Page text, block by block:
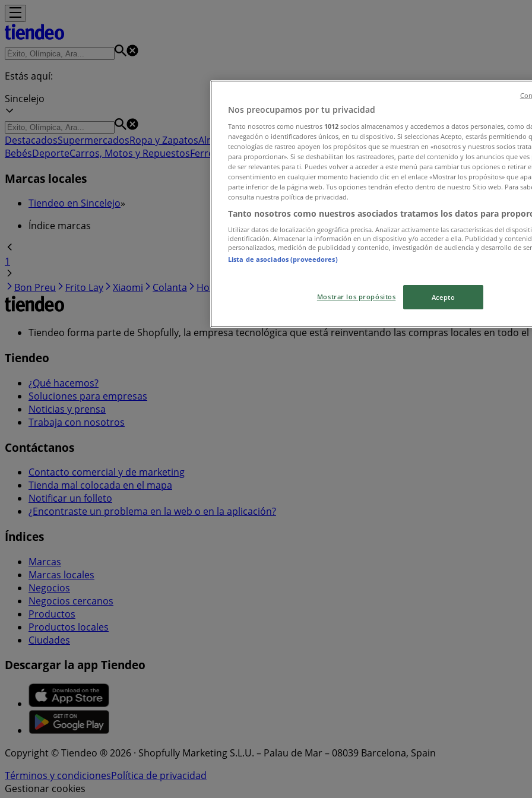
Estás aquí:
Sincelejo
DestacadosSupermercadosRopa y ZapatosAlmacenesHogar y MueblesInformática y ElectrónicaFarmacias,
BebésDeporteCarros, Motos y RepuestosFerreterías y ConstrucciónLibros y CineViajesBancos y Seguros
Marcas locales
Tiendeo en Sincelejo»
Índice marcas
1
Bon Preu
Frito Lay Xiaomi Colanta Hot Wheels
Tiendeo forma parte de Shopfully, la empresa tecnológica que está reinventando las compras locales en todo
Tiendeo
¿Qué hacemos?
Soluciones para empresas
Noticias y prensa
Trabaja con nosotros
Contáctanos
Contacto comercial y de marketing
Tienda mal colocada en el mapa
Notificar un folleto
¿Encontraste un problema en la web o en la aplicación?
Índices
Marcas
Marcas locales
Negocios
Negocios cercanos
Productos
Productos locales
Ciudades
Descargar la app Tiendeo
Copyright © Tiendeo ® 2026 · Shopfully Marketing S.L.U. – Palau de Mar – 08039 Barcelona, Spain
Términos y condicionesPolítica de privacidad
Gestionar cookies
Nos preocupamos por tu privacidad
Tanto nosotros como nuestros 1012 socios almacenamos y accedemos a datos personales, como
navegación o identificadores únicos, en tu dispositivo. Si seleccionas Acepto, estarás permitiendo
tecnologías de rastreo apoyen los propósitos que se muestran en «nosotros y nuestros socios
para proporcionar». Si se deshabilitan los rastreadores, parte del contenido y los anuncios que
de ser relevantes para ti. Puedes volver a acceder a este menú para cambiar tus opciones o retirar el
consentimiento en cualquier momento haciendo clic en el enlace «Mostrar los propósitos» que
parte inferior de la página web. Tus opciones tendrán efecto dentro de nuestro Sitio web. Para
consulta nuestra política de privacidad.
Tanto nosotros como nuestros asociados tratamos los datos para
Utilizar datos de localización geográfica precisa. Analizar activamente las características del
identificación. Almacenar la información en un dispositivo y/o acceder a ella. Publicidad y
personalizados, medición de publicidad y contenido, investigación de audiencia y desarrollo de
Lista de asociados (proveedores)
Mostrar los propósitos Acepto